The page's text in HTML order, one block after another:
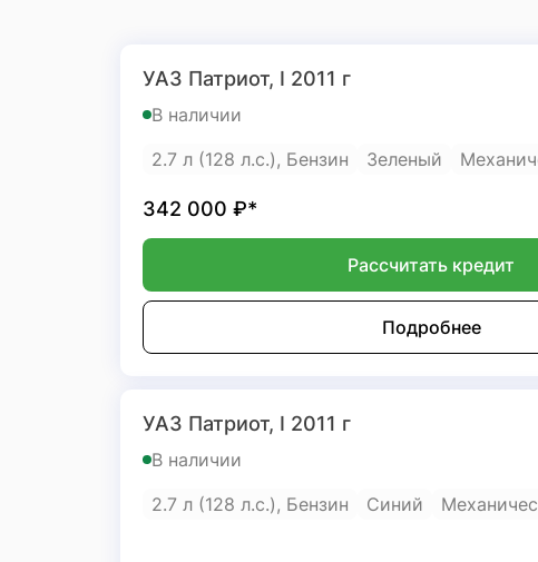
УАЗ Патриот, I 2011 г
В наличии
2.7 л (128 л.с.), Бензин
Зеленый
342 000 ₽*
Рассчитать кредит
Подробнее
УАЗ Патриот, I 2011 г
В наличии
2.7 л (128 л.с.), Бензин
Синий